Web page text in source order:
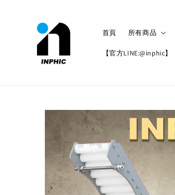
首頁 所有商品
【官方LINE:@inphic】